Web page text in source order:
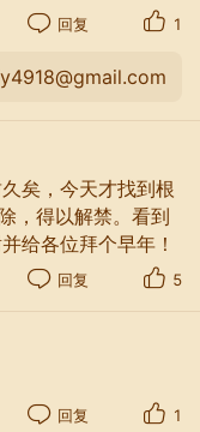
回复 1
矣，今天才找到根
，得以解禁。看到
给各位拜个早年！
回复 5
回复 1